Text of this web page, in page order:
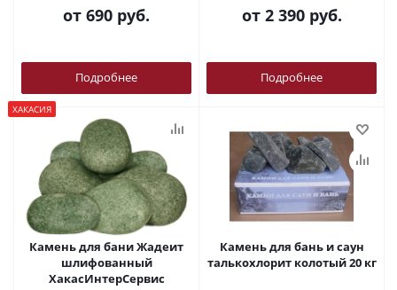
от 690 руб.
Подробнее
от 2 390 руб.
Подробнее
ХАКАСИЯ
Камень для бани Жадеит
шлифованный
ХакасИнтерСервис
Камень для бань и саун
талькохлорит колотый 20 кг